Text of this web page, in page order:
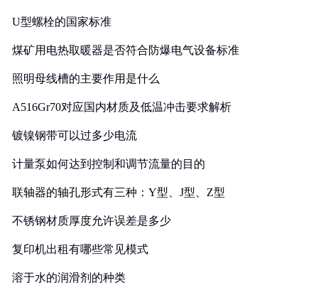
U型螺栓的国家标准
煤矿用电热取暖器是否符合防爆电气设备标准
照明母线槽的主要作用是什么
A516Gr70对应国内材质及低温冲击要求解析
镀镍钢带可以过多少电流
计量泵如何达到控制和调节流量的目的
联轴器的轴孔形式有三种：Y型、J型、Z型
不锈钢材质厚度允许误差是多少
复印机出租有哪些常见模式
溶于水的润滑剂的种类